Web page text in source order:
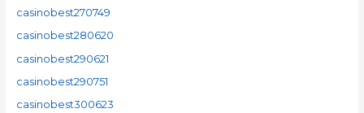
casinobest270749
casinobest280620
casinobest290621
casinobest290751
casinobest300623